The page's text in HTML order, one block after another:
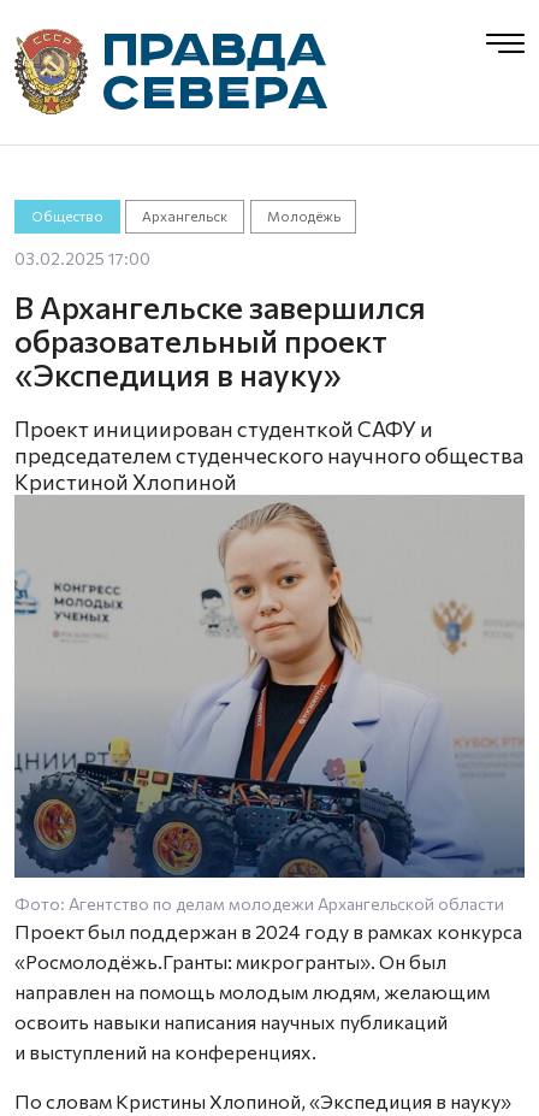
Общество Архангельск Молодёжь
03.02.2025 17:00
В Архангельске завершился
образовательный проект
«Экспедиция в науку»
Проект инициирован студенткой САФУ и
председателем студенческого научного общества
Кристиной Хлопиной
Фото: Агентство по делам молодежи Архангельской области
Проект был поддержан в 2024 году в рамках конкурса
«Росмолодёжь.Гранты: микрогранты». Он был
направлен на помощь молодым людям, желающим
освоить навыки написания научных публикаций
и выступлений на конференциях.
По словам Кристины Хлопиной, «Экспедиция в науку»